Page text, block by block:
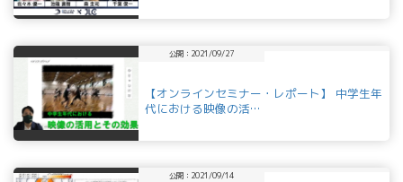
公開：2021/09/27
【オンラインセミナー・レポート】 中学生年
代における映像の活…
公開：2021/09/14